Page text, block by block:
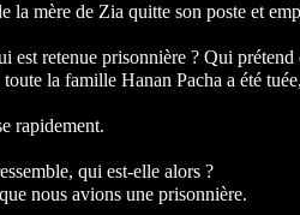
la mère de Zia quitte son poste et
est retenue prisonnière ? Qui
la famille Hanan Pacha a été
rapidement.
qui est-elle alors ?
nous avions une prisonnière.